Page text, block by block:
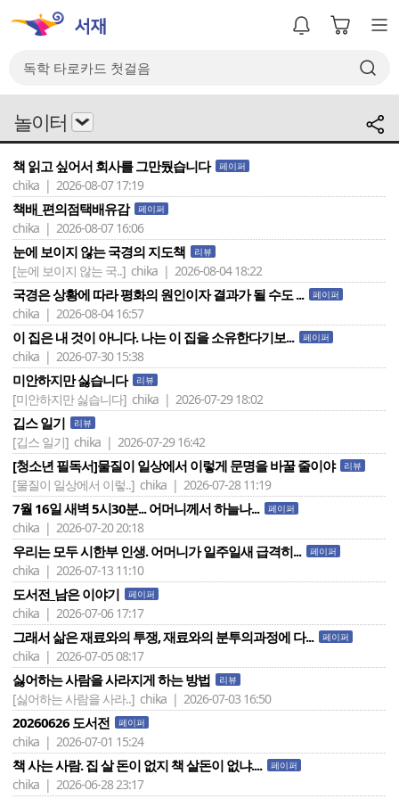
놀이터
책 읽고 싶어서 회사를 그만뒀습니다 페이퍼
chika | 2026-08-07 17:19
책배_편의점택배유감 페이퍼
chika | 2026-08-07 16:06
눈에 보이지 않는 국경의 지도책 리뷰
[눈에 보이지 않는 국..] chika | 2026-08-04 18:22
국경은 상황에 따라 평화의 원인이자 결과가 될 수도 ... 페이퍼
chika | 2026-08-04 16:57
이 집은 내 것이 아니다. 나는 이 집을 소유한다기보... 페이퍼
chika | 2026-07-30 15:38
미안하지만 싫습니다 리뷰
[미안하지만 싫습니다] chika | 2026-07-29 18:02
깁스 일기 리뷰
[깁스 일기] chika | 2026-07-29 16:42
[청소년 필독서]물질이 일상에서 이렇게 문명을 바꿀 줄이야 리뷰
[물질이 일상에서 이렇..] chika | 2026-07-28 11:19
7월 16일 새벽 5시30분... 어머니께서 하늘나... 페이퍼
chika | 2026-07-20 20:18
우리는 모두 시한부 인생. 어머니가 일주일새 급격히... 페이퍼
chika | 2026-07-13 11:10
도서전_남은 이야기 페이퍼
chika | 2026-07-06 17:17
그래서 삶은 재료와의 투쟁, 재료와의 분투의과정에 다... 페이퍼
chika | 2026-07-05 08:17
싫어하는 사람을 사라지게 하는 방법 리뷰
[싫어하는 사람을 사라..] chika | 2026-07-03 16:50
20260626 도서전 페이퍼
chika | 2026-07-01 15:24
책 사는 사람. 집 살 돈이 없지 책 살돈이 없냐.... 페이퍼
chika | 2026-06-28 23:17